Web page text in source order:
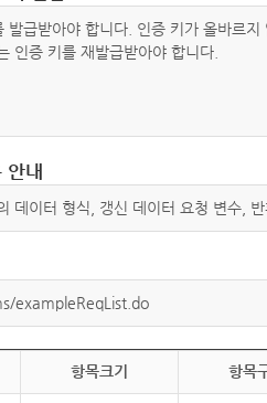
급받아야 합니다. 인증 키가 올바르
인증 키를 재발급받아야 합니다.
안내
이터 형식, 갱신 데이터 요청 변수,
exampleReqList.do
항목크기 항목